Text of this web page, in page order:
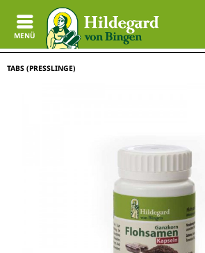
MENÜ
TABS (PRESSLINGE)